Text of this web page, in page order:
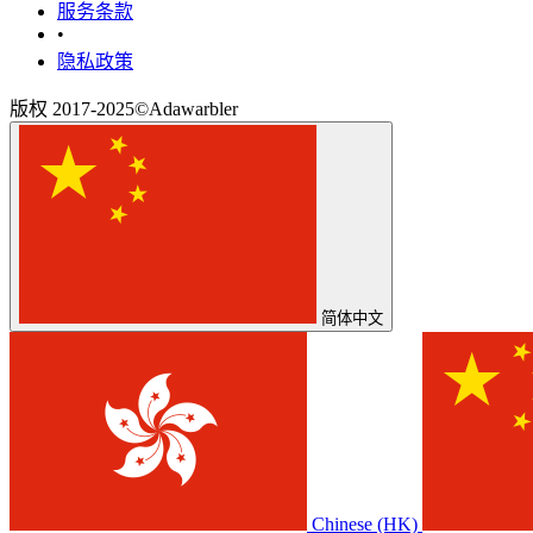
‎服务条款‎
•
隐私政策
版权 2017-2025©Adawarbler
简体中文
Chinese (HK)